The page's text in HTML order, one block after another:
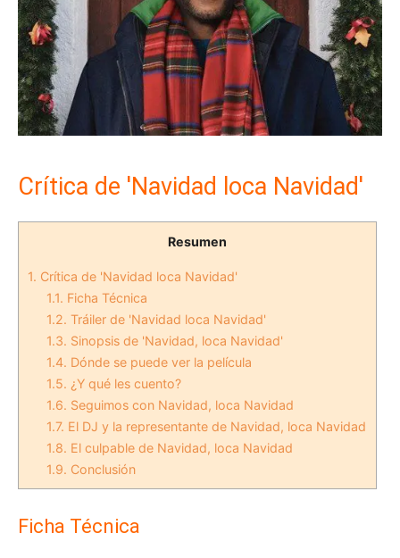
Crítica de 'Navidad loca Navidad'
Resumen
1. Crítica de 'Navidad loca Navidad'
1.1. Ficha Técnica
1.2. Tráiler de 'Navidad loca Navidad'
1.3. Sinopsis de 'Navidad, loca Navidad'
1.4. Dónde se puede ver la película
1.5. ¿Y qué les cuento?
1.6. Seguimos con Navidad, loca Navidad
1.7. El DJ y la representante de Navidad, loca Navidad
1.8. El culpable de Navidad, loca Navidad
1.9. Conclusión
Ficha Técnica